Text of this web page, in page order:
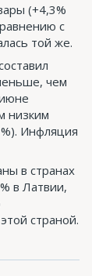
(+4,3%
с
той же.
чем
низким
Инфляция
в странах
в Латвии,
страной.